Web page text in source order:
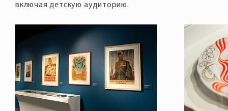
включая детскую аудиторию.